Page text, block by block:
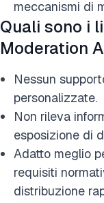
meccanismi di
Quali sono i
Moderation
Nessun
personalizzate.
Non rileva
esposizione di
Adatto meglio
requisiti
distribuzione